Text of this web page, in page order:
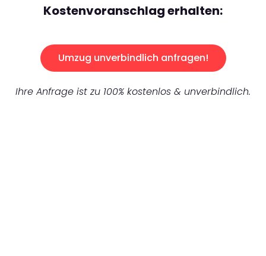
Kostenvoranschlag erhalten:
Umzug unverbindlich anfragen!
Ihre Anfrage ist zu 100% kostenlos & unverbindlich.